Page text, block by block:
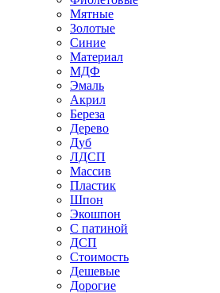
Мятные
Золотые
Синие
Материал
МДФ
Эмаль
Акрил
Береза
Дерево
Дуб
ЛДСП
Массив
Пластик
Шпон
Экошпон
С патиной
ДСП
Стоимость
Дешевые
Дорогие